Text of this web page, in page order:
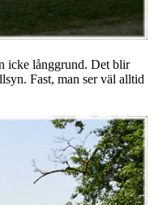
icke långgrund. Det blir
Fast, man ser väl alltid